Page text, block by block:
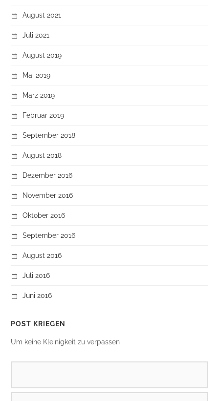
August 2021
Juli 2021
August 2019
Mai 2019
März 2019
Februar 2019
September 2018
August 2018
Dezember 2016
November 2016
Oktober 2016
September 2016
August 2016
Juli 2016
Juni 2016
POST KRIEGEN
Um keine Kleinigkeit zu verpassen